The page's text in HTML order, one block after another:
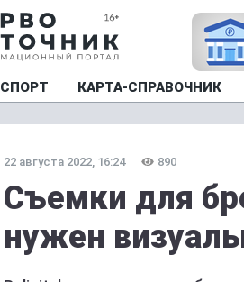
СПОРТ КАРТА-СПРАВОЧНИК
22 августа 2022, 16:24 890
Съемки для
нужен